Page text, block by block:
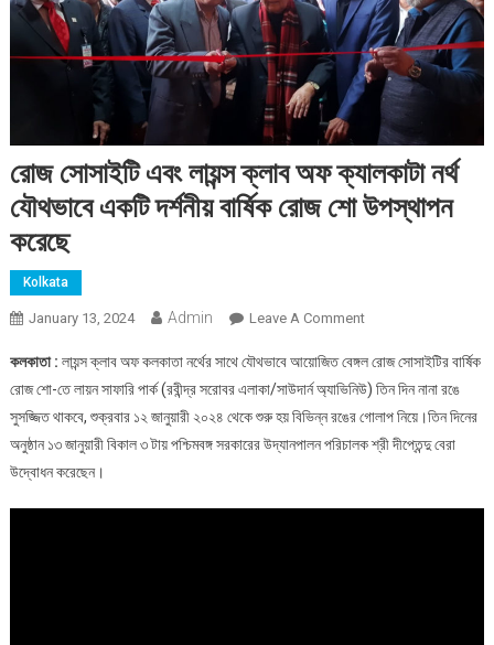
রোজ সোসাইটি এবং লায়ন্স ক্লাব অফ ক্যালকাটা নর্থ
যৌথভাবে একটি দর্শনীয় বার্ষিক রোজ শো উপস্থাপন
করেছে
Kolkata
January 13, 2024 Admin Leave A CommentOn
সোসাইটি
এবং
লায়ন্স
ক্লাব
কলকাতা : লায়ন্স ক্লাব অফ কলকাতা নর্থের সাথে যৌথভাবে আয়োজিত বেঙ্গল রোজ সোসাইটির বার্ষিক
রোজ শো-তে লায়ন সাফারি পার্ক (রবীন্দ্র সরোবর এলাকা/সাউদার্ন অ্যাভিনিউ) তিন দিন নানা রঙে
সুসজ্জিত থাকবে, শুক্রবার ১২ জানুয়ারী ২০২৪ থেকে শুরু হয় বিভিন্ন রঙের গোলাপ নিয়ে।তিন দিনের
অনুষ্ঠান ১৩ জানুয়ারী বিকাল ৩ টায় পশ্চিমবঙ্গ সরকারের উদ্যানপালন পরিচালক শ্রী দীপ্তেন্দু বেরা
উদ্বোধন করেছেন।